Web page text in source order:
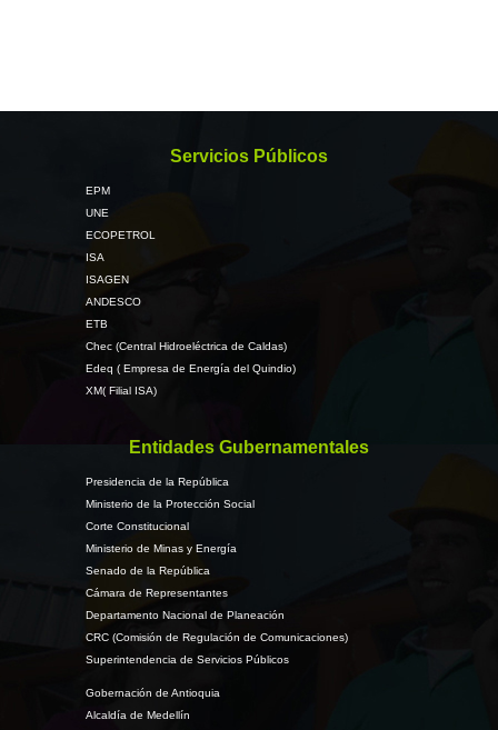
Servicios Públicos
EPM
UNE
ECOPETROL
ISA
ISAGEN
ANDESCO
ETB
Chec (Central Hidroeléctrica de Caldas)
Edeq ( Empresa de Energía del Quindio)
XM( Filial ISA)
Entidades Gubernamentales
Presidencia de la República
Ministerio de la Protección Social
Corte Constitucional
Ministerio de Minas y Energía
Senado de la República
Cámara de Representantes
Departamento Nacional de Planeación
CRC (Comisión de Regulación de Comunicaciones)
Superintendencia de Servicios Públicos
Gobernación de Antioquia
Alcaldía de Medellín